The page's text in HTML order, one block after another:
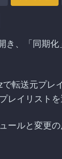
き、「同期化
で転送元プレ
レイリスト
ールと変更